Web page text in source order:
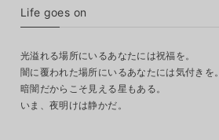
Life goes on
光溢れる場所にいるあなたには祝福を。
闇に覆われた場所にいるあなたには気付きを。
暗闇だからこそ見える星もある。
いま、夜明けは静かだ。